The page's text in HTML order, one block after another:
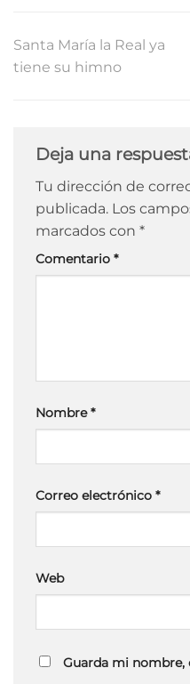
Santa María la Real ya
tiene su himno
Deja una
Tu dirección de
publicada. Los
marcados con *
Comentario *
Nombre*
Correo electrónico *
Web
Guarda mi